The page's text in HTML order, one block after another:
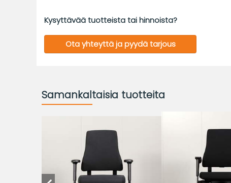
Kysyttävää tuotteista tai hinnoista?
Ota yhteyttä ja pyydä tarjous
Samankaltaisia tuotteita